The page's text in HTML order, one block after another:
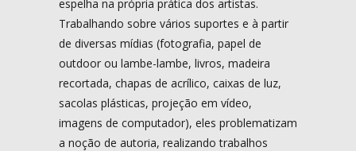
espelha na própria prática dos artistas.
Trabalhando sobre vários suportes e à partir
de diversas mídias (fotografia, papel de
outdoor ou lambe-lambe, livros, madeira
recortada, chapas de acrílico, caixas de luz,
sacolas plásticas, projeção em vídeo,
imagens de computador), eles problematizam
a noção de autoria, realizando trabalhos